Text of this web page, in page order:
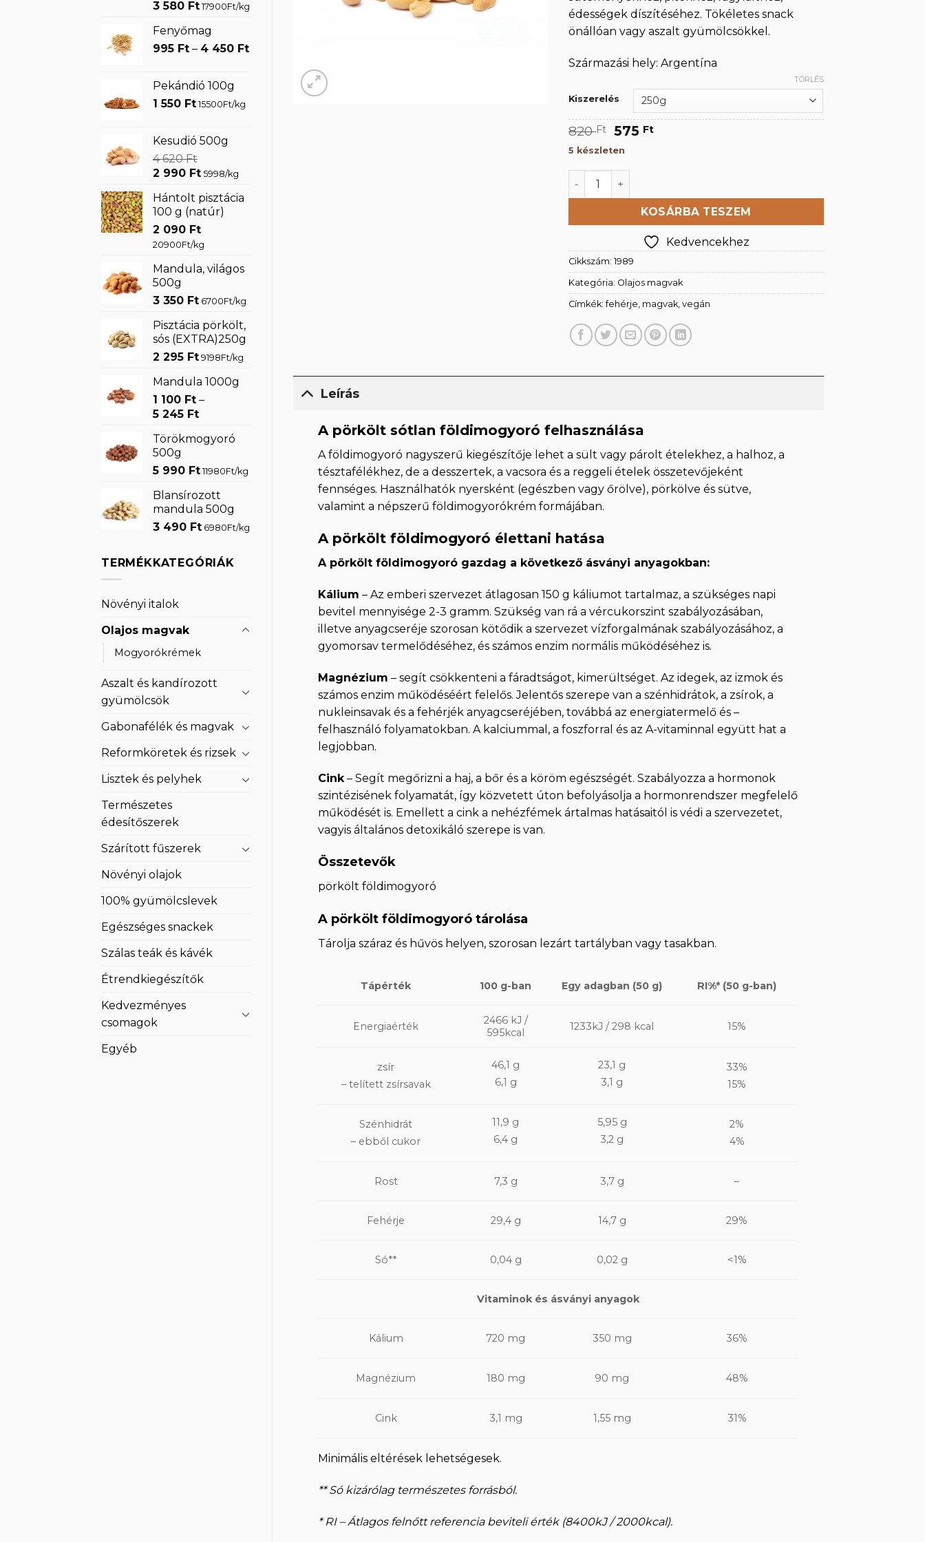
Original
was:
4
3 580 FtCurrent
is:
3
17900Ft/kg
Fenyőmag
995 Ft – 4 450 FtÁrtartomány:
Pekándió 100g
1 550 Ft 15500Ft/kg
Kesudió 500g
4 620Ft
Original
was:
4
620 Ft.
2 990 FtCurrent
is:
2
990 Ft.
5998/kg
Hántolt pisztácia
100 g (natúr)
2 090 Ft
20900Ft/kg
Mandula, világos
500g
3 350 Ft 6700Ft/kg
Pisztácia pörkölt,
sós (EXTRA)250g
2 295 Ft 9198Ft/kg
Mandula 1000g
1 100 Ft –
5 245 FtÁrtartomány:
100 Ft
5
Törökmogyoró
500g
5 990 Ft 11980Ft/kg
Blansírozott
mandula 500g
3 490 Ft 6980Ft/kg
TERMÉKKATEGÓRIÁK
Növényi italok
Olajos magvak
Mogyorókrémek
Aszalt és kandírozott
gyümölcsök
Gabonafélék és magvak
Reformköretek és rizsek
Lisztek és pelyhek
Természetes
édesítőszerek
Szárított fűszerek
Növényi olajok
100% gyümölcslevek
Egészséges snackek
Szálas teák és kávék
Étrendkiegészítők
Kedvezményes
csomagok
Egyéb
édességek díszítéséhez. Tökéletes snack
önállóan vagy aszalt gyümölcsökkel.
Származási hely: Argentína
Kiszerelés
TÖRLÉS
820Ft Original
was:
820 Ft.
575 FtCurrent
5 készleten
Pörkölt földimogyoró 500g mennyiség
KOSÁRBA TESZEM
Kedvencekhez
Cikkszám:1989
Kategória: Olajos magvak
Címkék:fehérje, magvak,vegán
Leírás
A pörkölt sótlan földimogyoró felhasználása
A földimogyoró nagyszerű kiegészítője lehet a sült vagy párolt ételekhez, a halhoz, a
tésztafélékhez, de a desszertek, a vacsora és a reggeli ételek összetevőjeként
fennséges. Használhatók nyersként (egészben vagy őrölve), pörkölve és sütve,
valamint a népszerű földimogyorókrém formájában.
A pörkölt földimogyoró élettani hatása
A pörkölt földimogyoró gazdag a következő ásványi anyagokban:
Kálium – Az emberi szervezet átlagosan 150 g káliumot tartalmaz, a szükséges napi
bevitel mennyisége 2-3 gramm. Szükség van rá a vércukorszint szabályozásában,
illetve anyagcseréje szorosan kötődik a szervezet vízforgalmának szabályozásához, a
gyomorsav termelődéséhez, és számos enzim normális működéséhez is.
Magnézium – segít csökkenteni a fáradtságot, kimerültséget. Az idegek, az izmok és
számos enzim működéséért felelős. Jelentős szerepe van a szénhidrátok, a zsírok, a
nukleinsavak és a fehérjék anyagcseréjében, továbbá az energiatermelő és –
felhasználó folyamatokban. A kalciummal, a foszforral és az A-vitaminnal együtt hat a
legjobban.
Cink – Segít megőrizni a haj, a bőr és a köröm egészségét. Szabályozza a hormonok
szintézisének folyamatát, így közvetett úton befolyásolja a hormonrendszer megfelelő
működését is. Emellett a cink a nehézfémek ártalmas hatásaitól is védi a szervezetet,
vagyis általános detoxikáló szerepe is van.
Összetevők
pörkölt földimogyoró
A pörkölt földimogyoró tárolása
Tárolja száraz és hűvös helyen, szorosan lezárt tartályban vagy tasakban.
Tápérték 100 g-ban Egy adagban (50 g) RI%* (50 g-ban)
Energiaérték
2466 kJ /
595kcal
1233kJ / 298 kcal 15%
zsír
– telített zsírsavak
46,1 g
6,1 g
23,1 g
3,1 g
33%
15%
Szénhidrát
– ebből cukor
11,9 g
6,4 g
5,95 g
3,2 g
2%
4%
Rost 7,3 g 3,7 g –
Fehérje 29,4 g 14,7 g 29%
Só** 0,04 g 0,02 g <1%
Vitaminok és ásványi anyagok
Kálium 720 mg 350 mg 36%
Magnézium 180 mg 90 mg 48%
Cink 3,1 mg 1,55 mg 31%
Minimális eltérések lehetségesek.
** Só kizárólag természetes forrásból.
* RI – Átlagos felnőtt referencia beviteli érték (8400kJ / 2000kcal).